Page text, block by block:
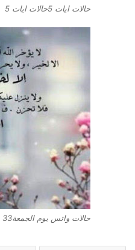
حالات ايات 5حالات ايات 5
حالات واتس يوم الجمعة33